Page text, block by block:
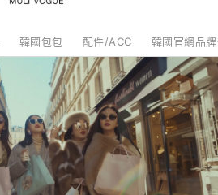
韓國包包 配件/ACC 韓國官網品